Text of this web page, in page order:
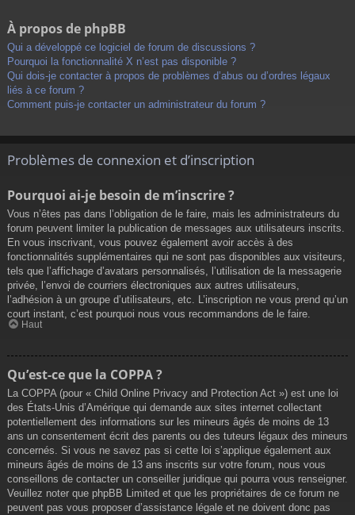
À propos de phpBB
Qui a développé ce logiciel de forum de discussions ?
Pourquoi la fonctionnalité X n’est pas disponible ?
Qui dois-je contacter à propos de problèmes d’abus ou d’ordres légaux
liés à ce forum ?
Comment puis-je contacter un administrateur du forum ?
Problèmes de connexion et d’inscription
Pourquoi ai-je besoin de m’inscrire ?
Vous n’êtes pas dans l’obligation de le faire, mais les administrateurs du
forum peuvent limiter la publication de messages aux utilisateurs inscrits.
En vous inscrivant, vous pouvez également avoir accès à des
fonctionnalités supplémentaires qui ne sont pas disponibles aux visiteurs,
tels que l’affichage d’avatars personnalisés, l’utilisation de la messagerie
privée, l’envoi de courriers électroniques aux autres utilisateurs,
l’adhésion à un groupe d’utilisateurs, etc. L’inscription ne vous prend qu’un
court instant, c’est pourquoi nous vous recommandons de le faire.
Haut
Qu’est-ce que la COPPA ?
La COPPA (pour « Child Online Privacy and Protection Act ») est une loi
des États-Unis d’Amérique qui demande aux sites internet collectant
potentiellement des informations sur les mineurs âgés de moins de 13
ans un consentement écrit des parents ou des tuteurs légaux des mineurs
concernés. Si vous ne savez pas si cette loi s’applique également aux
mineurs âgés de moins de 13 ans inscrits sur votre forum, nous vous
conseillons de contacter un conseiller juridique qui pourra vous renseigner.
Veuillez noter que phpBB Limited et que les propriétaires de ce forum ne
peuvent pas vous proposer d’assistance légale et ne doivent donc pas